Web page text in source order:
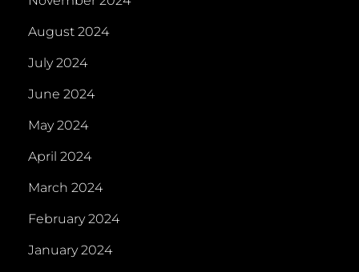
August 2024
July 2024
June 2024
May 2024
April 2024
March 2024
February 2024
January 2024